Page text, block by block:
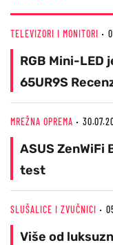
TELEVIZORI I MONITORI
RGB Mini-LED
65UR9S
MREŽNA OPREMA
ASUS ZenWiFi
test
SLUŠALICE I ZVUČNICI
Više od